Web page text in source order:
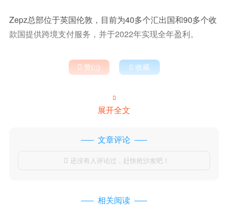
Zepz总部位于英国伦敦，目前为40多个汇出国和90多个收
款国提供跨境支付服务，并于2022年实现全年盈利。
 赞()  收藏

展开全文
文章评论
 还没有人评论过，赶快抢沙发吧！
相关阅读